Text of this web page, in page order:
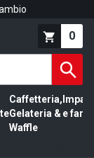
0
Caffetteria,
Gelateria &
Waffle
e